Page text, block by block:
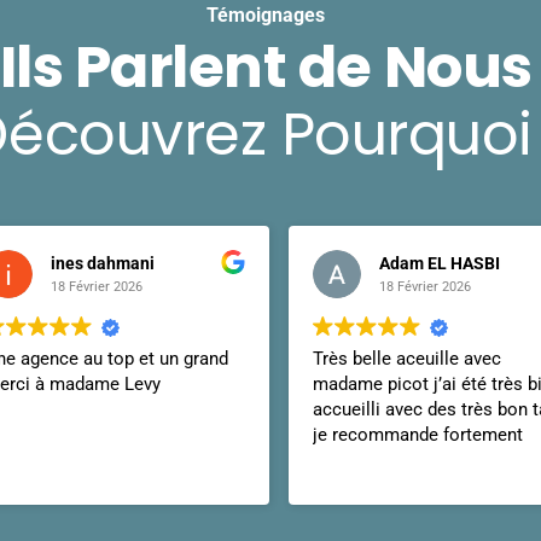
Témoignages
Ils Parlent de Nous
Pourquoi
Adam EL HASBI
18 Février 2026
belle aceuille avec
picot j’ai été très bien
Bartek Arbuz
9 Février 2026
Super réactifs, j'ai pu assurer
mon véhicule très vite, sans
prise de tête et au meilleur
Je recommande a 100% 👌👌